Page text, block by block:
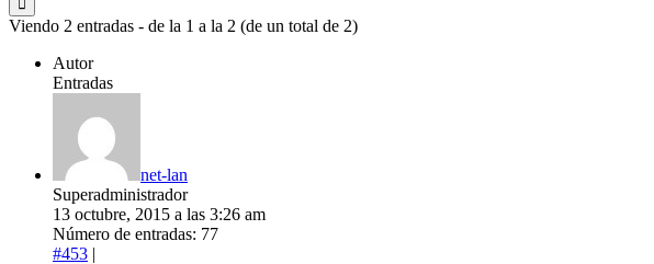
Viendo 2 entradas - de la 1 a la 2 (de un total de 2)
Autor
Entradas
net-lan
Superadministrador
13 octubre, 2015 a las 3:26 am
Número de entradas: 77
#453 |